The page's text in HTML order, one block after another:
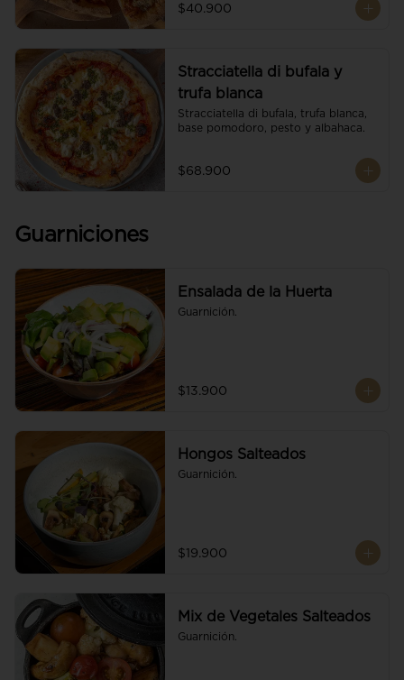
$40.900
Stracciatella di bufala y
trufa blanca
Stracciatella di bufala, trufa blanca,
base pomodoro, pesto y albahaca.
$68.900
Guarniciones
Ensalada de la Huerta
Guarnición.
$13.900
Hongos Salteados
Guarnición.
$19.900
Mix de Vegetales Salteados
Guarnición.